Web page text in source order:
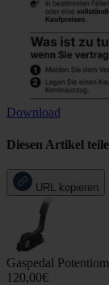
Download
Diesen Artikel
URL kopieren
Gaspedal
120,00€